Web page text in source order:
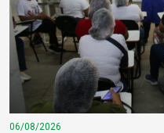
06/08/2026